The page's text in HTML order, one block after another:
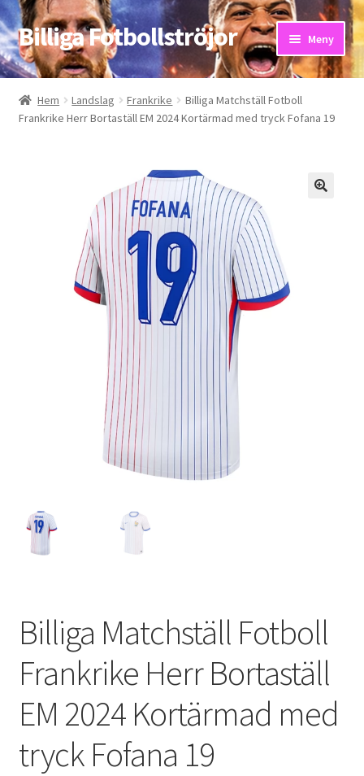
Hoppa
till
navigering
Hoppa
till
innehåll
Billiga Fotbollströjor Meny
Hem
Bloggar
Kontakta oss
Mitt konto
Hem Landslag Frankrike
Billiga Matchställ Fotboll
Frankrike Herr Bortaställ EM 2024 Kortärmad med tryck Fofana 19
Billiga Matchställ Fotboll
Frankrike Herr Bortaställ
EM 2024 Kortärmad med
tryck Fofana 19